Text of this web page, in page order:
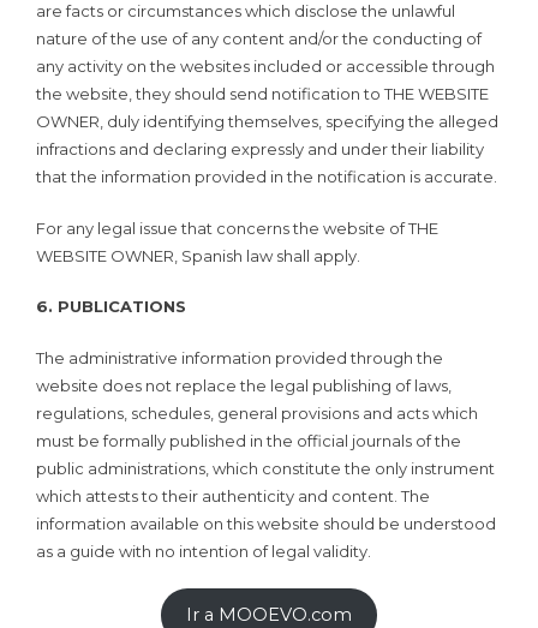
are facts or circumstances which disclose the unlawful
nature of the use of any content and/or the conducting of
any activity on the websites included or accessible through
the website, they should send notification to THE WEBSITE
OWNER, duly identifying themselves, specifying the alleged
infractions and declaring expressly and under their liability
that the information provided in the notification is accurate.
For any legal issue that concerns the website of THE
WEBSITE OWNER, Spanish law shall apply.
6. PUBLICATIONS
The administrative information provided through the
website does not replace the legal publishing of laws,
regulations, schedules, general provisions and acts which
must be formally published in the official journals of the
public administrations, which constitute the only instrument
which attests to their authenticity and content. The
information available on this website should be understood
as a guide with no intention of legal validity.
Ir a MOOEVO.com